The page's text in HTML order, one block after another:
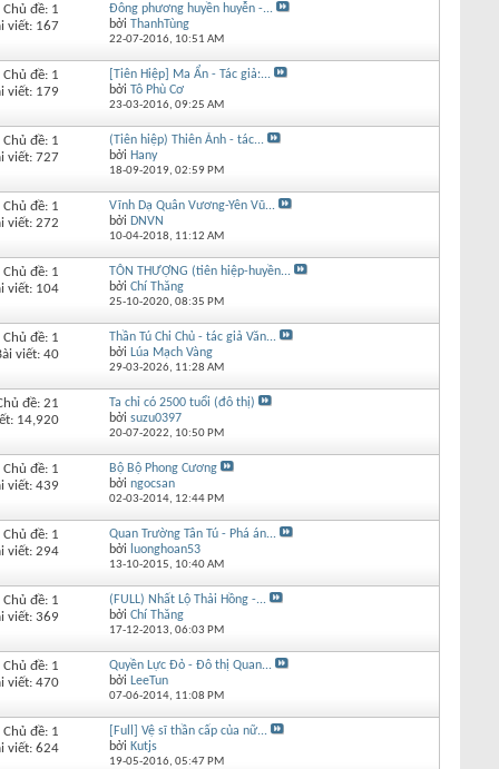
Chủ đề: 1
viết: 167
Đông phương huyền huyễn -...
bởi ThanhTùng
22-07-2016, 10:51 AM
Chủ đề: 1
viết: 179
[Tiên Hiệp] Ma Ẩn - Tác giả:...
bởi Tô Phù Cơ
23-03-2016, 09:25 AM
Chủ đề: 1
viết: 727
(Tiên hiệp) Thiên Ảnh - tác...
bởi Hany
18-09-2019, 02:59 PM
Chủ đề: 1
viết: 272
Vĩnh Dạ Quân Vương-Yên Vũ...
bởi DNVN
10-04-2018, 11:12 AM
Chủ đề: 1
viết: 104
TÔN THƯỢNG (tiên hiệp-huyền...
bởi Chí Thăng
25-10-2020, 08:35 PM
Chủ đề: 1
viết: 40
Thần Tú Chi Chủ - tác giả Văn...
bởi Lúa Mạch Vàng
29-03-2026, 11:28 AM
đề: 21
14,920
Ta chỉ có 2500 tuổi (đô thị)
bởi suzu0397
20-07-2022, 10:50 PM
Chủ đề: 1
viết: 439
Bộ Bộ Phong Cương
bởi ngocsan
02-03-2014, 12:44 PM
Chủ đề: 1
viết: 294
Quan Trường Tân Tú - Phá án...
bởi luonghoan53
13-10-2015, 10:40 AM
Chủ đề: 1
viết: 369
(FULL) Nhất Lộ Thải Hồng -...
bởi Chí Thăng
17-12-2013, 06:03 PM
Chủ đề: 1
viết: 470
Quyền Lực Đỏ - Đô thị Quan...
bởi LeeTun
07-06-2014, 11:08 PM
Chủ đề: 1
viết: 624
[Full] Vệ sĩ thần cấp của nữ...
bởi Kutjs
19-05-2016, 05:47 PM